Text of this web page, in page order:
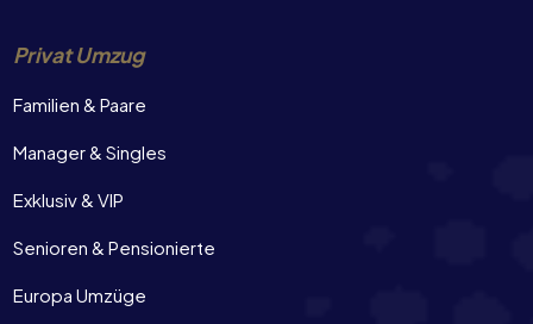
Privat Umzug
Familien & Paare
Manager & Singles
Exklusiv & VIP
Senioren & Pensionierte
Europa Umzüge